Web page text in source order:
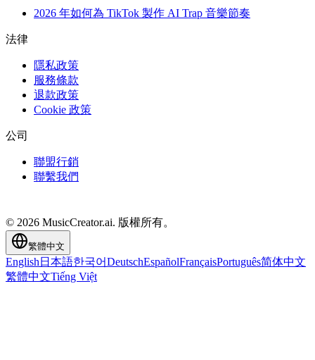
2026 年如何為 TikTok 製作 AI Trap 音樂節奏
法律
隱私政策
服務條款
退款政策
Cookie 政策
公司
聯盟行銷
聯繫我們
© 2026 MusicCreator.ai. 版權所有。
繁體中文
English 日本語한국어DeutschEspañolFrançaisPortuguês简体中文
繁體中文Tiếng Việt